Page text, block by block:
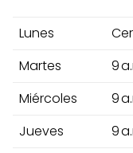
Lunes
Martes
9
Miércoles
9
Jueves
9